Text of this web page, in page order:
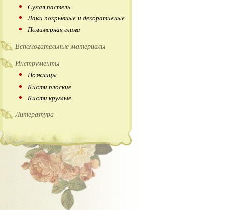
Сухая пастель
Лаки покрывные и декоративные
Полимерная глина
Вспомогательные материалы
Инструменты
Ножницы
Кисти плоские
Кисти круглые
Литература